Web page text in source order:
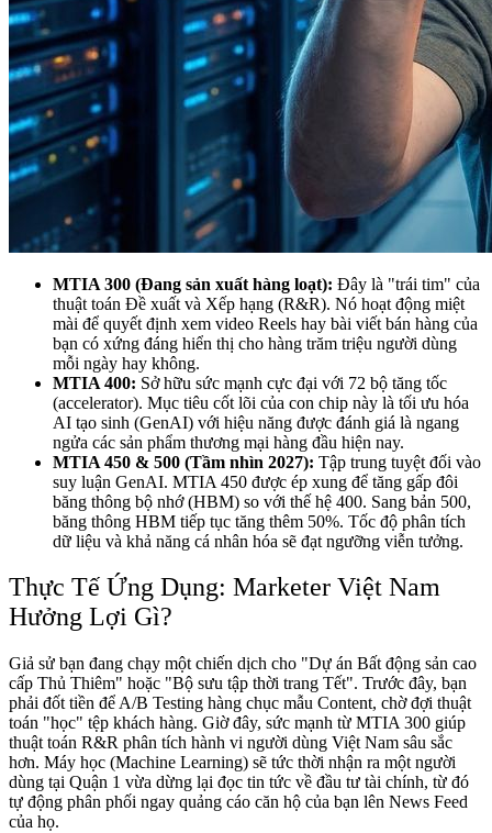
MTIA 300 (Đang sản xuất hàng loạt): Đây là "trái tim" của
thuật toán Đề xuất và Xếp hạng (R&R). Nó hoạt động miệt
mài để quyết định xem video Reels hay bài viết bán hàng của
bạn có xứng đáng hiển thị cho hàng trăm triệu người dùng
mỗi ngày hay không.
MTIA 400: Sở hữu sức mạnh cực đại với 72 bộ tăng tốc
(accelerator). Mục tiêu cốt lõi của con chip này là tối ưu hóa
AI tạo sinh (GenAI) với hiệu năng được đánh giá là ngang
ngửa các sản phẩm thương mại hàng đầu hiện nay.
MTIA 450 & 500 (Tầm nhìn 2027): Tập trung tuyệt đối vào
suy luận GenAI. MTIA 450 được ép xung để tăng gấp đôi
băng thông bộ nhớ (HBM) so với thế hệ 400. Sang bản 500,
băng thông HBM tiếp tục tăng thêm 50%. Tốc độ phân tích
dữ liệu và khả năng cá nhân hóa sẽ đạt ngưỡng viễn tưởng.
Thực Tế Ứng Dụng: Marketer Việt Nam
Hưởng Lợi Gì?
Giả sử bạn đang chạy một chiến dịch cho "Dự án Bất động sản cao
cấp Thủ Thiêm" hoặc "Bộ sưu tập thời trang Tết". Trước đây, bạn
phải đốt tiền để A/B Testing hàng chục mẫu Content, chờ đợi thuật
toán "học" tệp khách hàng. Giờ đây, sức mạnh từ MTIA 300 giúp
thuật toán R&R phân tích hành vi người dùng Việt Nam sâu sắc
hơn. Máy học (Machine Learning) sẽ tức thời nhận ra một người
dùng tại Quận 1 vừa dừng lại đọc tin tức về đầu tư tài chính, từ đó
tự động phân phối ngay quảng cáo căn hộ của bạn lên News Feed
của họ.